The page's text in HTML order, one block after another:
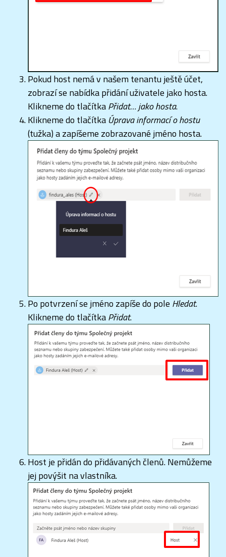
Pokud host nemá v našem tenantu ještě účet,
zobrazí se nabídka přidání uživatele jako hosta.
Klikneme do tlačítkaPřidat… jako hosta.
Klikneme do tlačítka Úprava informací o hostu
(tužka) a zapíšeme zobrazované jméno hosta.
Po potvrzení se jméno zapíše do pole Hledat.
Klikneme do tlačítkaPřidat.
Host je přidán do přidávaných členů. Nemůžeme
jej povýšit na vlastníka.